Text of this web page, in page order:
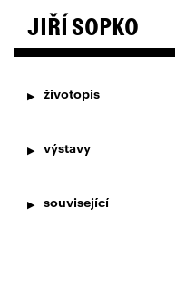
JIŘÍ SOPKO
životopis
výstavy
související